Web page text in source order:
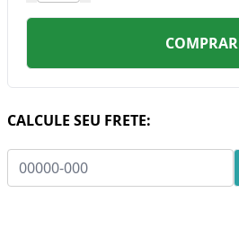
COMPRAR
CALCULE SEU FRETE: